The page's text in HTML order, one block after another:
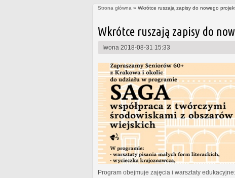
Strona główna » Wkrótce ruszają zapisy do nowego
Wkrótce ruszają zapisy do
Iwona 2018-08-31 15:33
Program obejmuje zajęcia i warsztaty